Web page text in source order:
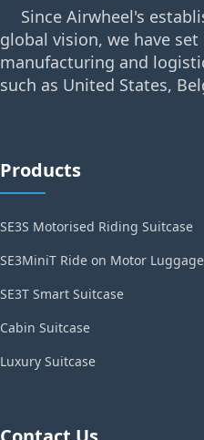
Since Airwheel's
global vision, we have
manufacturing and
such as United States,
Products
SE3S Motorised Riding Suitcase
SE3MiniT Ride on Motor Luggage
SE3T Smart Suitcase
Cabin Suitcase
Luxury Suitcase